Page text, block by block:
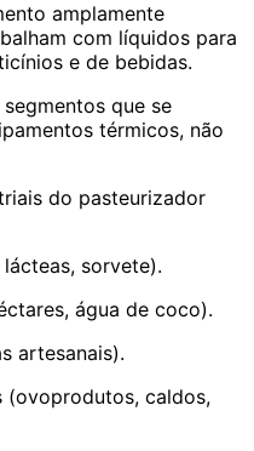
amplamente
com líquidos para
e de bebidas.
que se
térmicos, não
do pasteurizador
sorvete).
água de coco).
artesanais).
(ovoprodutos, caldos,